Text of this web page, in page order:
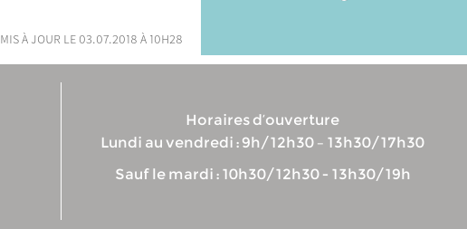
mis à jour le 03.07.2018 à 10h28
Horaires d’ouverture
Lundi au vendredi : 9h/12h30 – 13h30/17h30
Sauf le mardi : 10h30/12h30 - 13h30/19h